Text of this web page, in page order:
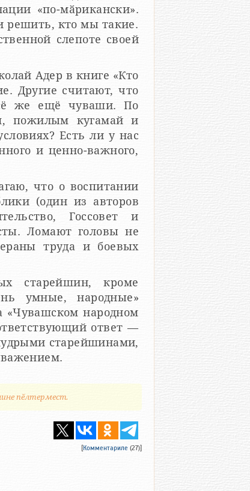
«по-мӑрикански».
решить, кто мы такие.
слепоте своей
Адер в книге «Кто
Другие считают, что
же ещё чуваши. По
пожилым кугамай и
Есть ли у нас
и ценно-важного,
что о воспитании
(один из авторов
Госсовет и
Ломают головы не
труда и боевых
старейшин, кроме
умные, народные»
«Чувашском народном
ответ —
старейшинами,
пӗлтермест.
[Комментариле (27)]